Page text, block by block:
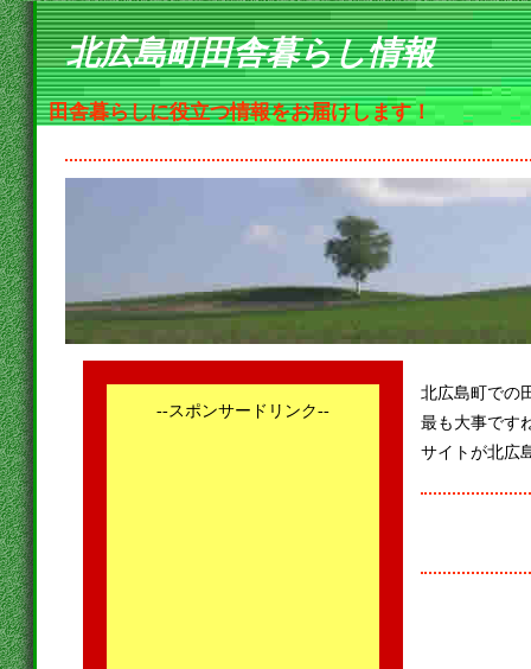
北広島町田舎暮らし情報
田舎暮らしに役立つ情報をお届けします！
--スポンサードリンク--
北広島町での
最も大事です
サイトが北広